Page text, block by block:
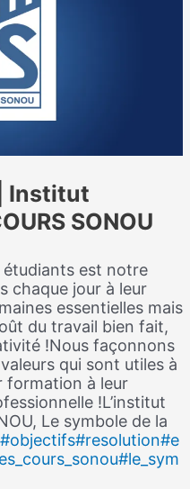
Institut
SONOU
étudiants est notre
chaque jour à leur
essentielles mais
du travail bien fait,
!Nous façonnons
qui sont utiles à
formation à leur
!L’institut
Le symbole de la
#objectifs#resolution#e
#le_sym